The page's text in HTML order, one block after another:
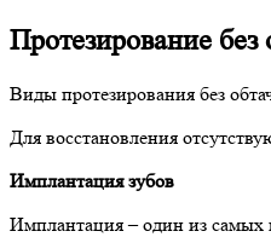
Протезирование без
Виды протезирования без
Для восстановления
Имплантация зубов
Имплантация – один из самых